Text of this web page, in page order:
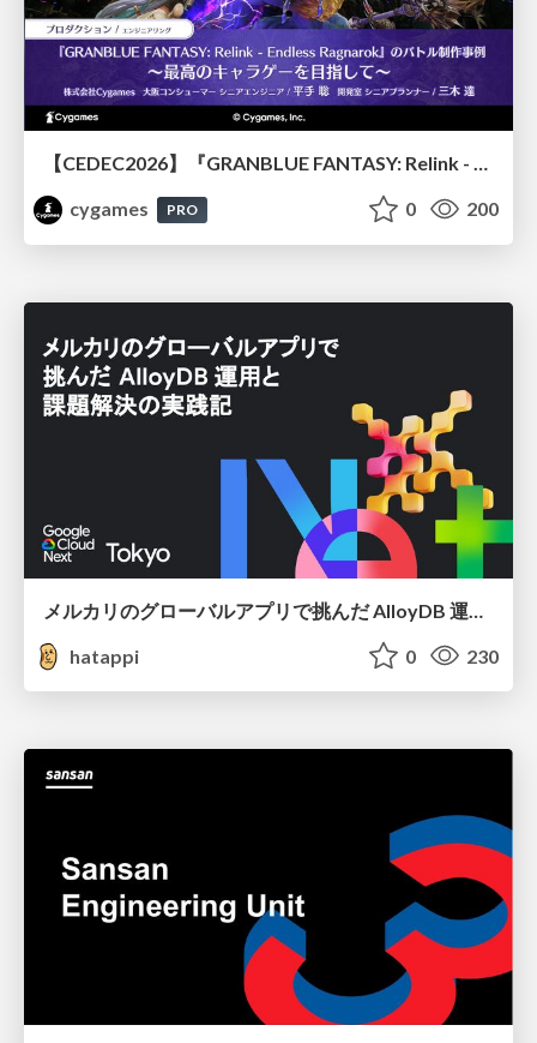
【CEDEC2026】『GRANBLUE FANTASY: Relink - Endless Ragnarok』のバトル制作事例 ～最高のキャラゲーを目指して～
cygames
PRO 0 200
hatappi
0 230